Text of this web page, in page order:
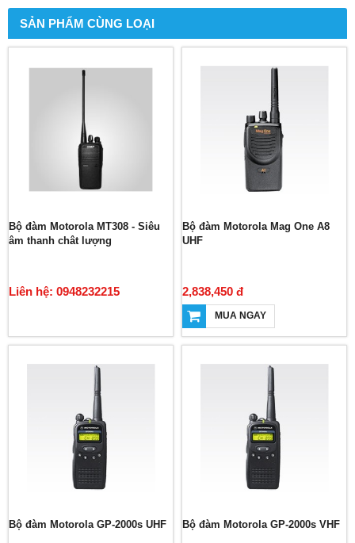
SẢN PHẨM CÙNG LOẠI
Bộ đàm Motorola MT308 - Siêu
âm thanh chât lượng
Liên hệ: 0948232215
Bộ đàm Motorola Mag One A8
UHF
2,838,450 đ
MUA NGAY
Bộ đàm Motorola GP-2000s UHF Bộ đàm Motorola GP-2000s VHF